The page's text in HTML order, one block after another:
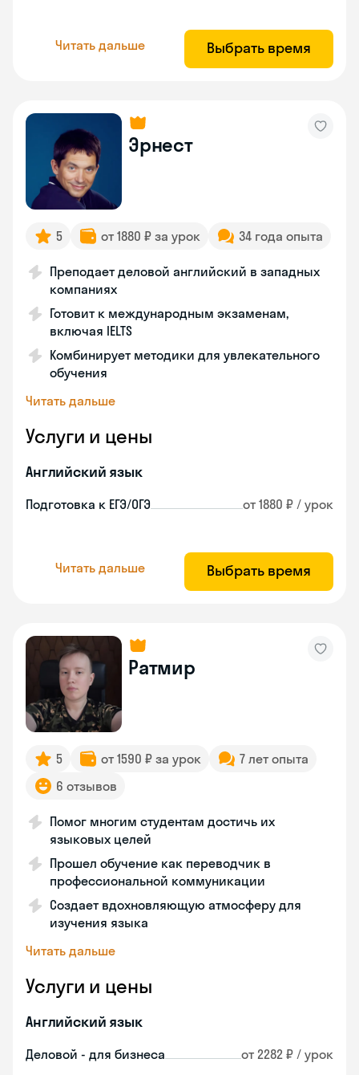
Читать дальше Выбрать время
Эрнест
5 от 1880 ₽ за урок 34 года опыта
Преподает деловой английский в западных
компаниях
Готовит к международным экзаменам,
включая IELTS
Комбинирует методики для увлекательного
обучения
Читать дальше
Услуги и цены
Английский язык
Подготовка к ЕГЭ/ОГЭ от 1880 ₽ / урок
Читать дальше Выбрать время
Ратмир
5 от 1590 ₽ за урок
7 лет опыта
6 отзывов
Помог многим студентам достичь их
языковых целей
Прошел обучение как переводчик в
профессиональной коммуникации
Создает вдохновляющую атмосферу для
изучения языка
Читать дальше
Услуги и цены
Английский язык
Деловой - для бизнеса от 2282 ₽ / урок